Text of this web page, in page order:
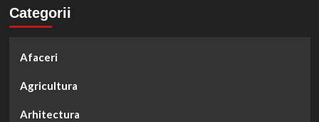
Categorii
Afaceri
Agricultura
Arhitectura